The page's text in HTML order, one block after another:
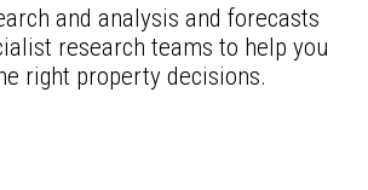
and analysis and forecasts
research teams to help you
right property decisions.